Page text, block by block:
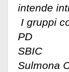
intende
I gruppi
PD
SBIC
Sulmona